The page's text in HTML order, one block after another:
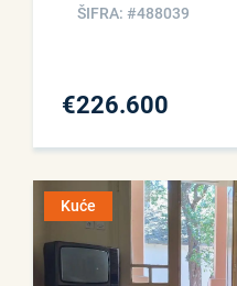
ŠIFRA: #488039
€226.600
Kuće